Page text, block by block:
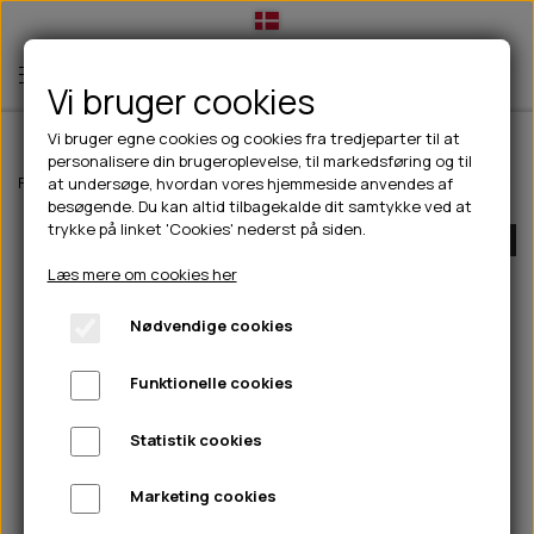
TIL HUND
💧FODER- VANDSKÅLE
CHICOPEE
GODBIDSTASKE
HALSBÅND
🦴 GODBIDDER & SNACKS
🍖 SMAGSVARIANTER
🎾 LEGETØJ
TÆNDER, ØRE, ØJE, POTER & NÆSE
🐾 UDSTYR & KOMFORT
TIL HUNDEEJER
DRIKKEFLASKER/TERMOFLASKER
HUER OG VANTER
PINEWOOD SALES
TIL KAT
TILBUD
NYHEDER
ABONNEMENT
Forside Til hunde hundelegetøj Aktivitetslegetøj Kong Easy
Vi bruger cookies
Vi bruger egne cookies og cookies fra tredjeparter til at
personalisere din brugeroplevelse, til markedsføring og til
at undersøge, hvordan vores hjemmeside anvendes af
besøgende. Du kan altid tilbagekalde dit samtykke ved at
trykke på linket 'Cookies' nederst på siden.
Læs mere om cookies her
Nødvendige cookies
Funktionelle cookies
Statistik cookies
Marketing cookies